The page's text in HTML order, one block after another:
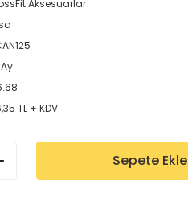
Aksesuarlar
TL + KDV
Sepete Ekle